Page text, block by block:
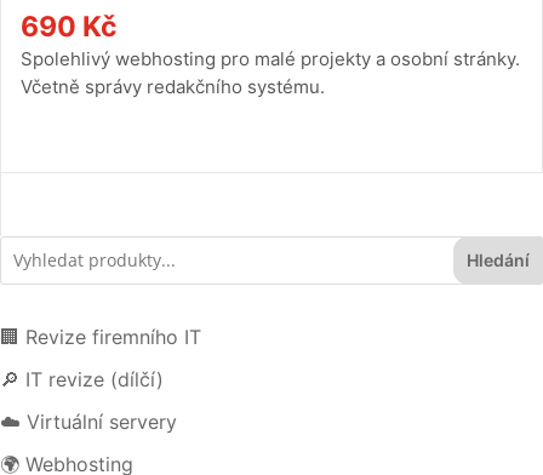
690 Kč
Spolehlivý webhosting pro malé projekty a osobní stránky.
Včetně správy redakčního systému.
Hledání
🏢 Revize firemního IT
🔎 IT revize (dílčí)
☁️ Virtuální servery
🌍 Webhosting